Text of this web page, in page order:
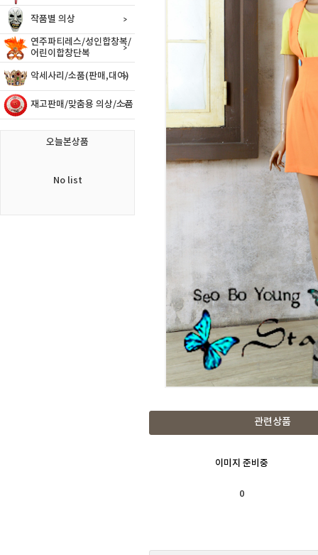
작품별 의상
연주파티레스/성인합창복/
어린이합창단복
악세사리/소품(판매,대여)
재고판매/맞춤용 의상/소품
오늘본상품
No list
관련상품
이미지 준비중
0